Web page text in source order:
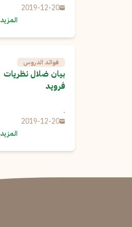
2019-12-20
المزيد
فوائد الدروس
بيان ضلال نظريات
فرويد
.
2019-12-20
المزيد